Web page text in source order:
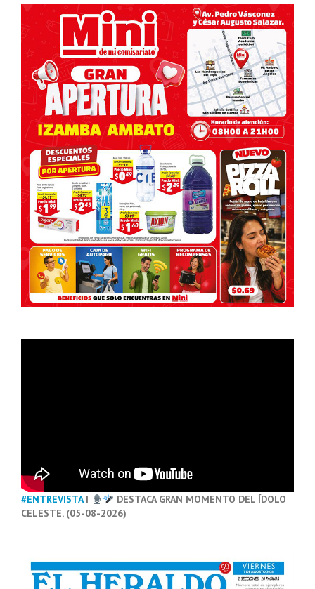
#ENTREVISTA|
DESTACA GRAN MOMENTO DEL ÍDOLO
CELESTE. (05-08-2026)